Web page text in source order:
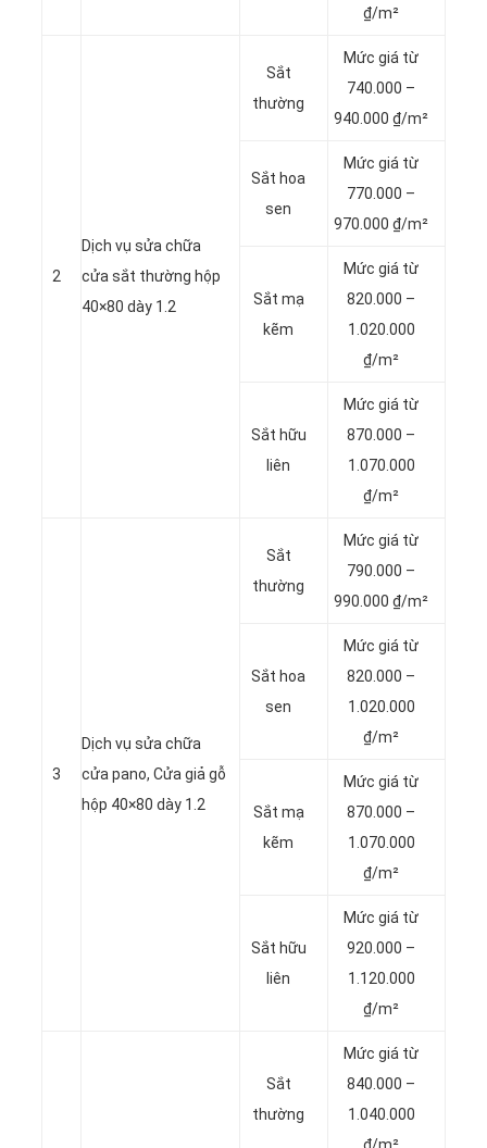
₫/m²
2
Dịch vụ sửa chữa
cửa sắt thường hộp
40×80 dày 1.2
Sắt
thường
Mức giá từ
740.000 –
940.000 ₫/m²
Sắt hoa
sen
Mức giá từ
770.000 –
970.000 ₫/m²
Sắt mạ
kẽm
Mức giá từ
820.000 –
1.020.000
₫/m²
Sắt hữu
liên
Mức giá từ
870.000 –
1.070.000
₫/m²
3
Dịch vụ sửa chữa
cửa pano, Cửa giả gỗ
hộp 40×80 dày 1.2
Sắt
thường
Mức giá từ
790.000 –
990.000 ₫/m²
Sắt hoa
sen
Mức giá từ
820.000 –
1.020.000
₫/m²
Sắt mạ
kẽm
Mức giá từ
870.000 –
1.070.000
₫/m²
Sắt hữu
liên
Mức giá từ
920.000 –
1.120.000
₫/m²
Sắt
thường
Mức giá từ
840.000 –
1.040.000